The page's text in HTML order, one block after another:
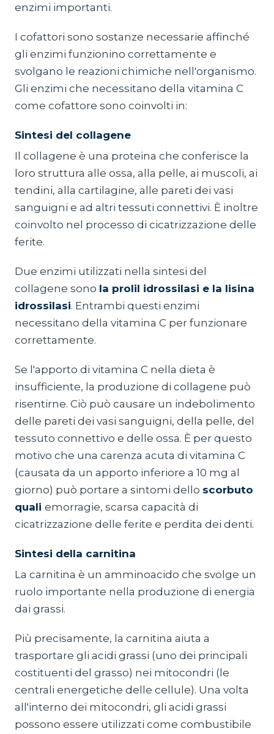
enzimi importanti.
I cofattori sono sostanze necessarie affinché
gli enzimi funzionino correttamente e
svolgano le reazioni chimiche nell'organismo.
Gli enzimi che necessitano della vitamina C
come cofattore sono coinvolti in:
Sintesi del collagene
Il collagene è una proteina che conferisce la
loro struttura alle ossa, alla pelle, ai muscoli, ai
tendini, alla cartilagine, alle pareti dei vasi
sanguigni e ad altri tessuti connettivi. È inoltre
coinvolto nel processo di cicatrizzazione delle
ferite.
Due enzimi utilizzati nella sintesi del
collagene sono la prolil idrossilasi e la lisina
idrossilasi. Entrambi questi enzimi
necessitano della vitamina C per funzionare
correttamente.
Se l'apporto di vitamina C nella dieta è
insufficiente, la produzione di collagene può
risentirne. Ciò può causare un indebolimento
delle pareti dei vasi sanguigni, della pelle, del
tessuto connettivo e delle ossa. È per questo
motivo che una carenza acuta di vitamina C
(causata da un apporto inferiore a 10 mg al
giorno) può portare a sintomi dello scorbuto
quali emorragie, scarsa capacità di
cicatrizzazione delle ferite e perdita dei denti.
Sintesi della carnitina
La carnitina è un amminoacido che svolge un
ruolo importante nella produzione di energia
dai grassi.
Più precisamente, la carnitina aiuta a
trasportare gli acidi grassi (uno dei principali
costituenti del grasso) nei mitocondri (le
centrali energetiche delle cellule). Una volta
all'interno dei mitocondri, gli acidi grassi
possono essere utilizzati come combustibile